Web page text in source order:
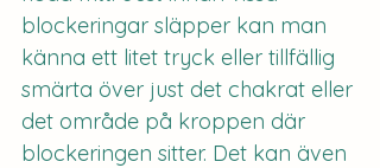
blockeringar släpper kan man
känna ett litet tryck eller tillfällig
smärta över just det chakrat eller
det område på kroppen där
blockeringen sitter. Det kan även